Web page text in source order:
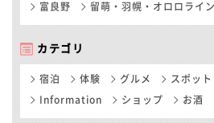
富良野 留萌・羽幌・オロロライン
カテゴリ
宿泊 体験 グルメ スポット
Information ショップ お酒